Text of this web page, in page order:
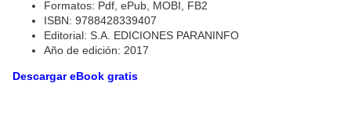
Formatos: Pdf, ePub, MOBI, FB2
ISBN: 9788428339407
Editorial: S.A. EDICIONES PARANINFO
Año de edición: 2017
Descargar eBook gratis